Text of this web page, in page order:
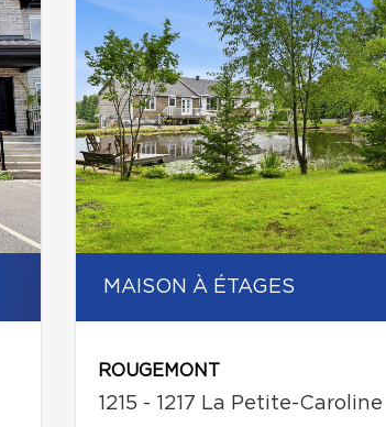
MAISON À ÉTAGES
ROUGEMONT
1215 - 1217 La Petite-Caroline